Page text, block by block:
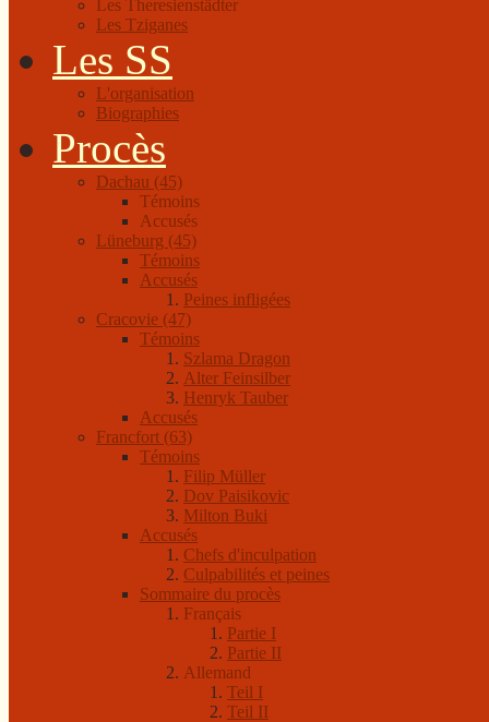
Les Theresienstädter
Les Tziganes
Les SS
L'organisation
Biographies
Procès
Dachau (45)
Témoins
Accusés
Lüneburg (45)
Témoins
Accusés
Peines infligées
Cracovie (47)
Témoins
Szlama Dragon
Alter Feinsilber
Henryk Tauber
Accusés
Francfort (63)
Témoins
Filip Müller
Dov Paisikovic
Milton Buki
Accusés
Chefs d'inculpation
Culpabilités et peines
Sommaire du procès
Français
Partie I
Partie II
Allemand
Teil I
Teil II